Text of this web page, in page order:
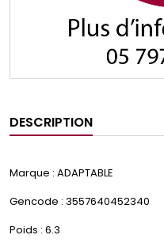
DESCRIPTION
Marque : ADAPTABLE
Gencode : 3557640452340
Poids : 6.3